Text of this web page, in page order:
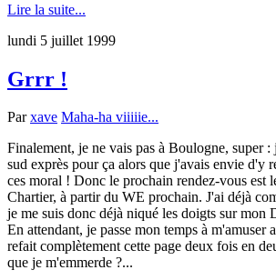
Lire la suite...
lundi 5 juillet 1999
Grrr !
Parxave Maha-ha viiiiie...
Finalement, je ne vais pas à Boulogne, super :
sud exprès pour ça alors que j'avais envie d'y
ces moral ! Donc le prochain rendez-vous est
Chartier, à partir du WE prochain. J'ai déjà
je me suis donc déjà niqué les doigts sur mon
En attendant, je passe mon temps à m'amuser
refait complètement cette page deux fois en
que je m'emmerde ?...